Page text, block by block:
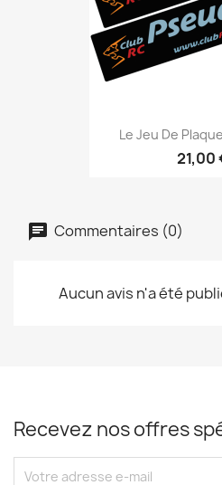
Le Jeu De
21,00
Commentaires (0)
Aucun avis n'a été
Recevez nos offres